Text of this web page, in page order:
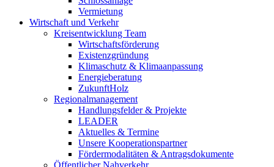
Vermietung
Wirtschaft und Verkehr
Kreisentwicklung Team
Wirtschaftsförderung
Existenzgründung
Klimaschutz & Klimaanpassung
Energieberatung
ZukunftHolz
Regionalmanagement
Handlungsfelder & Projekte
LEADER
Aktuelles & Termine
Unsere Kooperationspartner
Fördermodalitäten & Antragsdokumente
Öffentlicher Nahverkehr